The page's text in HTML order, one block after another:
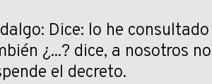
Dice: lo he
¿...? dice, a nosotros
el decreto.